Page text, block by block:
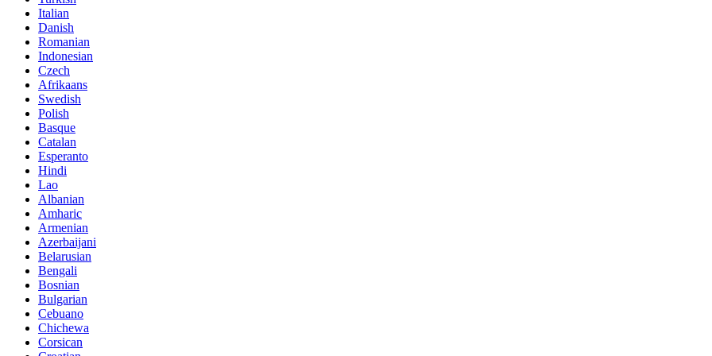
Italian
Danish
Romanian
Indonesian
Czech
Afrikaans
Swedish
Polish
Basque
Catalan
Esperanto
Hindi
Lao
Albanian
Amharic
Armenian
Azerbaijani
Belarusian
Bengali
Bosnian
Bulgarian
Cebuano
Chichewa
Corsican